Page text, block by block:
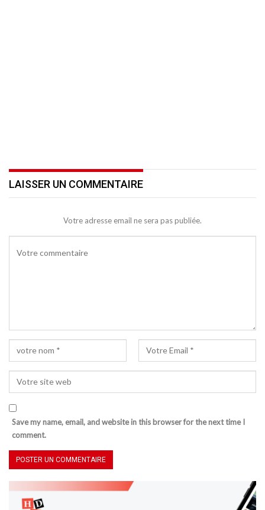
LAISSER UN COMMENTAIRE
Votre adresse email ne sera pas publiée.
Save my name, email, and website in this browser for the next time I
comment.